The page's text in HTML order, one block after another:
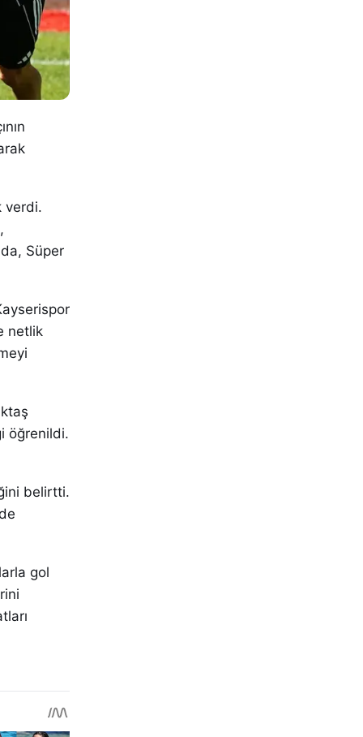
verdi.
Süper
netlik
öğrenildi.
belirtti.
gol